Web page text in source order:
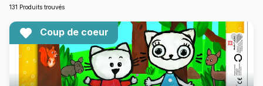
131 Produits trouvés
Coup de coeur